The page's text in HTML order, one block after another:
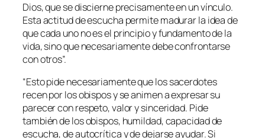
Dios, que se discierne precisamente en un vínculo.
Esta actitud de escucha permite madurar la idea de
que cada uno no es el principio y fundamento de la
vida, sino que necesariamente debe confrontarse
con otros”.
“Esto pide necesariamente que los sacerdotes
recen por los obispos y se animen a expresar su
parecer con respeto, valor y sinceridad. Pide
también de los obispos, humildad, capacidad de
escucha, de autocrítica y de dejarse ayudar. Si